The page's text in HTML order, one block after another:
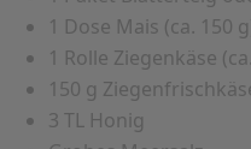
1 Dose Mais (ca. 150
1 Rolle Ziegenkäse
150 g
3 TL Honig